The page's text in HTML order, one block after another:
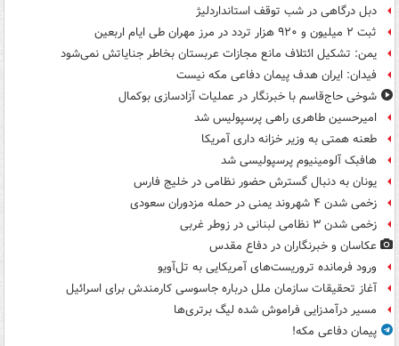
دبل درگاهی در شب توقف استانداردلیژ
ثبت ۲ میلیون و ۹۲۰ هزار تردد در مرز مهران طی ایام اربعین
یمن: تشکیل ائتلاف مانع مجازات عربستان بخاطر جنایاتش نمی‌شود
فیدان: ایران هدف پیمان دفاعی مکه نیست
شوخی حاج‌قاسم با خبرنگار در عملیات آزادسازی بوکمال
امیرحسین طاهری راهی پرسپولیس شد
طعنه همتی به وزیر خزانه داری آمریکا
هافبک آلومینیوم پرسپولیسی شد
یونان به دنبال گسترش حضور نظامی در خلیج فارس
زخمی شدن ۴ شهروند یمنی در حمله مزدوران سعودی
زخمی شدن ۳ نظامی لبنانی در زوطر غربی
عکاسان و خبرنگاران در دفاع مقدس
ورود فرمانده تروریست‌های آمریکایی به تل‌آویو
آغاز تحقیقات سازمان ملل درباره جاسوسی کارمندش برای اسرائیل
مسیر درآمدزایی فراموش شده لیگ برتری‌ها
پیمان دفاعی مکه!